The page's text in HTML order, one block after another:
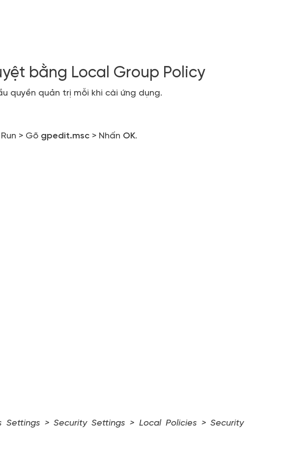
bằng Local Group Policy
quyền quản trị mỗi khi cài ứng dụng.
> Gõ gpedit.msc > Nhấn OK.
Settings > Security Settings > Local Policies > Security